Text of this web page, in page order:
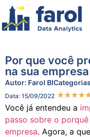
Por que você
na sua
Autor: Farol BI
Data: 15/09/2022 ★★★★
Você já entendeu a
passo sobre o
empresa. Agora, a